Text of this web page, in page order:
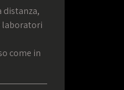
distanza,
laboratori
come in